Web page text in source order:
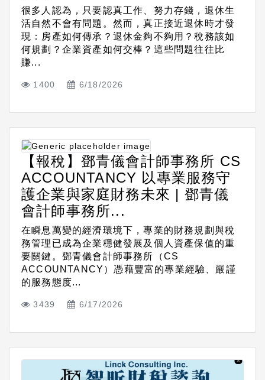
很多人認為，只要認真工作、努力存錢，退休生
活自然不會有問題。然而，真正接近退休時才發
現：房產如何傳承？退休金夠不夠用？稅務該如
何規劃？企業資產如何交棒？這些問題往往比
賺...
1400 6/18/2026
【報稅】鄧青儀會計師事務所 CS
ACCOUNTANCY 以專業服務守
護企業與家庭財務未來 | 鄧青儀
會計師事務所...
在瞬息萬變的經濟環境下，專業的財務規劃與稅
務管理已成為企業穩健發展及個人資產保值的重
要關鍵。鄧青儀會計師事務所（CS
ACCOUNTANCY）憑藉豐富的專業經驗、嚴謹
的服務態度...
3439 6/17/2026